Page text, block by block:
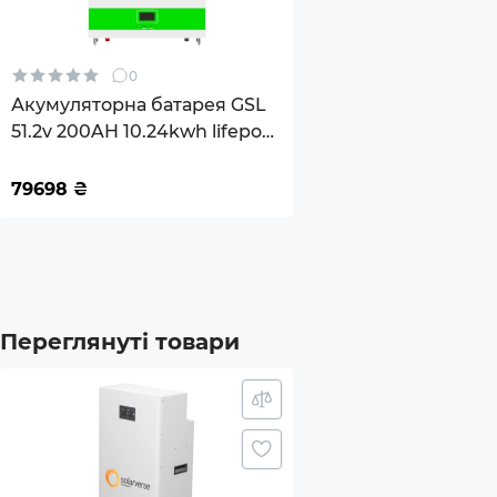
Рекомендована температура
зберігання
Матеріал корпусу
Комплектація
Розміри товару (без пакування), мм
0
Акумуляторна батарея GSL
51.2v 200AH 10.24kwh lifepo4
79698 ₴
Переглянуті товари